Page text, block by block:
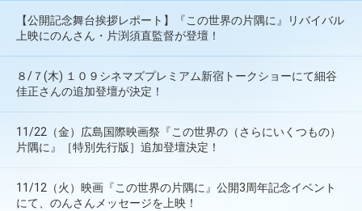
【公開記念舞台挨拶レポート】『この世界の片隅に』リバイバル
上映にのんさん・片渕須直監督が登壇！
８/７(木) １０９シネマズプレミアム新宿トークショーにて細谷
佳正さんの追加登壇が決定！
11/22（金）広島国際映画祭『この世界の（さらにいくつもの）
片隅に』［特別先行版］追加登壇決定！
11/12（火）映画『この世界の片隅に』公開3周年記念イベント
にて、のんさんメッセージを上映！